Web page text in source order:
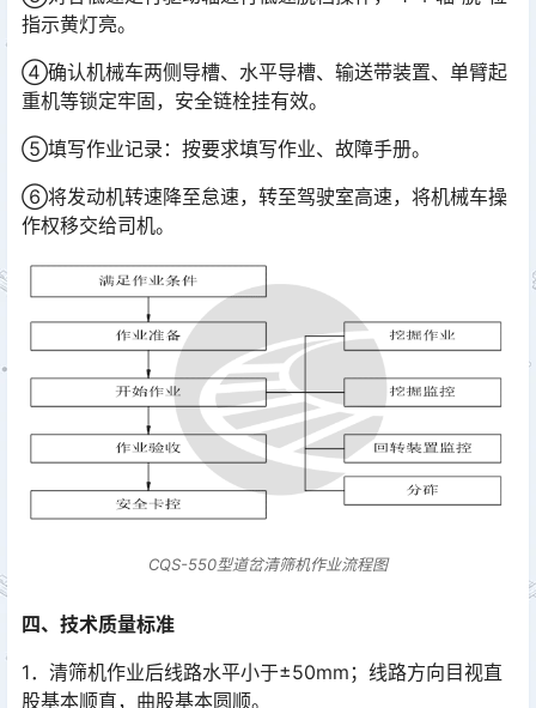
指示黄灯亮。
④确认机械车两侧导槽、水平导槽、输送带装置、单臂起
重机等锁定牢固，安全链栓挂有效。
⑤填写作业记录：按要求填写作业、故障手册。
⑥将发动机转速降至怠速，转至驾驶室高速，将机械车操
作权移交给司机。
CQS-550型道岔清筛机作业流程图
四、技术质量标准
1．清筛机作业后线路水平小于±50mm；线路方向目视直
股基本顺直，曲股基本圆顺。